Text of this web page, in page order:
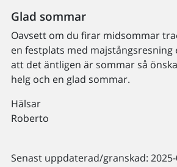
Glad sommar
Oavsett om du firar midsommar
en festplats med
att det äntligen är sommar så
helg och en glad sommar.
Hälsar
Roberto
Senast uppdaterad/granskad: